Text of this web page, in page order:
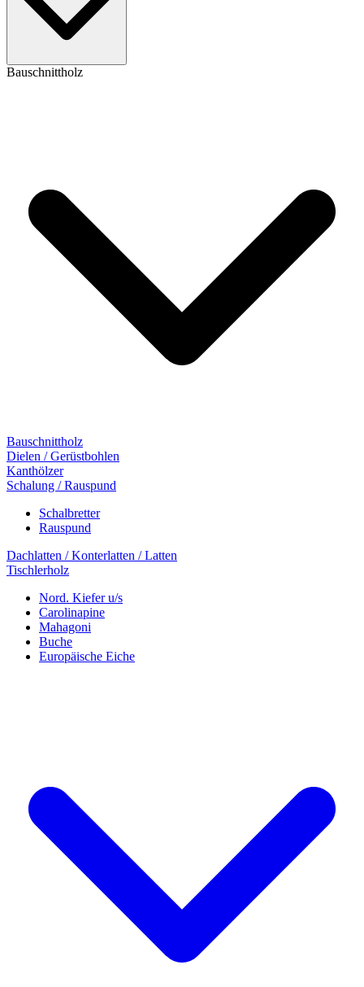
Bauschnittholz
Bauschnittholz
Dielen / Gerüstbohlen
Kanthölzer
Schalung / Rauspund
Schalbretter
Rauspund
Dachlatten / Konterlatten / Latten
Tischlerholz
Nord. Kiefer u/s
Carolinapine
Mahagoni
Buche
Europäische Eiche